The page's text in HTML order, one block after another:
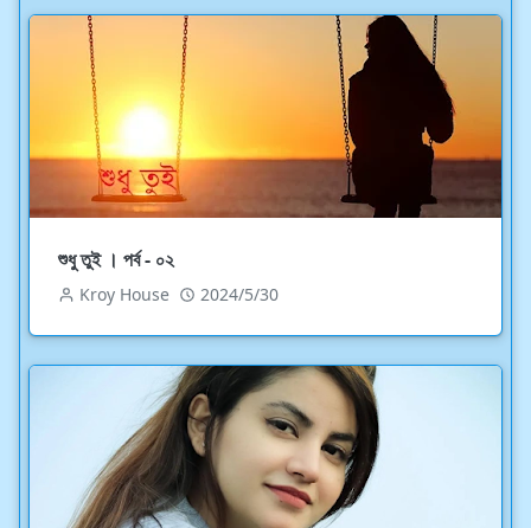
শুধু তুই । পর্ব - ০২
Kroy House 2024/5/30